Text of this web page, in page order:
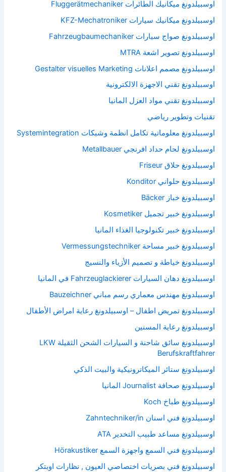
اوسبيلدونغ ميكانيك الطائرات Fluggerätmechaniker
اوسبيلدونغ ميكانيك سيارات KFZ-Mechatroniker
اوسبيلدونغ صواج سيارات Fahrzeugbaumechaniker
اوسبيلدونغ تصوير اشعة MTRA
اوسبيلدونغ مصمم اعلانات Gestalter visuelles Marketing
اوسبيلدونغ تقني الاجهزة الالكترونية
اوسبيلدونغ تقني مواد العزل المانيا
تقنيات وتطوير رياضي
اوسبيلدونغ معلوماتية تكامل انظمة وشبكات Systemintegration
اوسبيلدونغ لحام حداد افرنجي Metallbauer
اوسبيلدونغ حلاق Friseur
اوسبيلدونغ حلواني Konditor
اوسبيلدونغ خباز Bäcker
اوسبيلدونغ خبير تجميل Kosmetiker
اوسبيلدونغ خبير تكنولوجيا الغذاء المانيا
اوسبيلدونغ خبير مساحة Vermessungstechniker
اوسبيلدونغ خياطة و تصميم الأزياء والنسيج
اوسبيلدونغ دهان السيارات Fahrzeuglackierer في المانيا
اوسبيلدونغ مهندس معماري رسم مباني Bauzeichner
اوسبيلدونغ تمريض اطفال – اوسبيلدونغ رعاية امراض الأطفال
اوسبيلدونغ رعاية المسنين
اوسبيلدونغ سائق شاحنة و السيارات الشحن الثقيلة LKW
Berufskraftfahrer
اوسبيلدونغ ستائر الميكاترونيكية والبيت الذكي
اوسبيلدونغ صحافة Journalist المانيا
اوسبيلدونغ طباخ Koch
اوسبيلدونغ فني اسنان Zahntechniker/in
اوسبيلدونغ مساعد طبيب التخدير ATA
اوسبيلدونغ فني السمع واجهزة السمع Hörakustiker
اوسبيلدونغ فني بصريات اختصاصي العيون , نظارات اوبتكر